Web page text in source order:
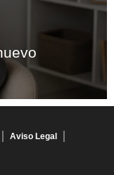
Aviso Legal